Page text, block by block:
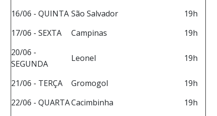
16/06 - QUINTA São Salvador
19h
17/06 - SEXTA
Campinas
19h
20/06 -
SEGUNDA
Leonel 19h
21/06 - TERÇA Gromogol
19h
22/06 - QUARTACacimbinha 19h